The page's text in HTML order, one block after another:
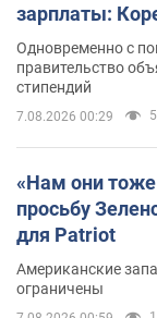
зарплаты:
Одновременно с
правительство
стипендий
7.08.2026 00:29
«Нам они
просьбу
для Patriot
Американские
ограничены